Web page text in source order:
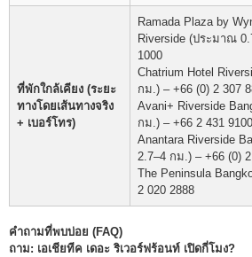
ที่พักใกล้เคียง (ระยะ
ทางโดยเส้นทางจริง
+ เบอร์โทร)
Ramada Plaza by
Riverside (ประมาณ
1000
Chatrium Hotel
กม.) – +66 (0) 2 307
Avani+ Riverside
กม.) – +66 2 431 9100
Anantara Riverside
2.7–4 กม.) – +66 (0)
The Peninsula
2 020 2888
คำถามที่พบบ่อย (FAQ)
ถาม: เอเชียทีค เดอะ ริเวอร์ฟร้อนท์ เปิดกี่โมง?